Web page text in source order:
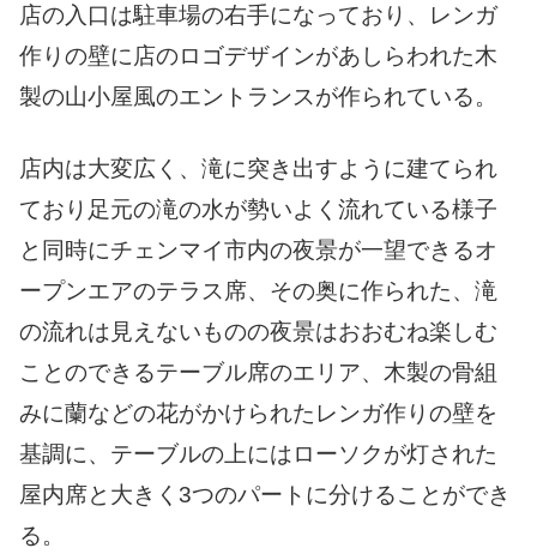
店の入口は駐車場の右手になっており、レンガ
作りの壁に店のロゴデザインがあしらわれた木
製の山小屋風のエントランスが作られている。
店内は大変広く、滝に突き出すように建てられ
ており足元の滝の水が勢いよく流れている様子
と同時にチェンマイ市内の夜景が一望できるオ
ープンエアのテラス席、その奥に作られた、滝
の流れは見えないものの夜景はおおむね楽しむ
ことのできるテーブル席のエリア、木製の骨組
みに蘭などの花がかけられたレンガ作りの壁を
基調に、テーブルの上にはローソクが灯された
屋内席と大きく3つのパートに分けることができ
る。